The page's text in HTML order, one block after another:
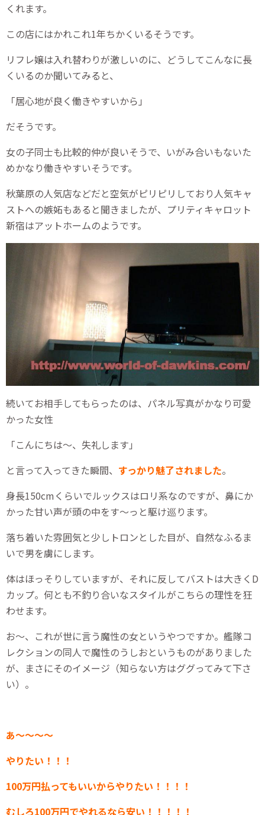
くれます。
この店にはかれこれ1年ちかくいるそうです。
リフレ嬢は入れ替わりが激しいのに、どうしてこんなに長
くいるのか聞いてみると、
「居心地が良く働きやすいから」
だそうです。
女の子同士も比較的仲が良いそうで、いがみ合いもないた
めかなり働きやすいそうです。
秋葉原の人気店などだと空気がピリピリしており人気キャ
ストへの嫉妬もあると聞きましたが、プリティキャロット
新宿はアットホームのようです。
続いてお相手してもらったのは、パネル写真がかなり可愛
かった女性
「こんにちは～、失礼します」
と言って入ってきた瞬間、 すっかり魅了されました。
身長150cmくらいでルックスはロリ系なのですが、鼻にか
かった甘い声が頭の中をす～っと駆け巡ります。
落ち着いた雰囲気と少しトロンとした目が、自然なふるま
いで男を虜にします。
体はほっそりしていますが、それに反してバストは大きくD
カップ。何とも不釣り合いなスタイルがこちらの理性を狂
わせます。
お～、これが世に言う魔性の女というやつですか。艦隊コ
レクションの同人で魔性のうしおというものがありました
が、まさにそのイメージ（知らない方はググってみて下さ
い）。
あ～～～～
やりたい！！！
100万円払ってもいいからやりたい！！！！
むしろ100万円でやれるなら安い！！！！！